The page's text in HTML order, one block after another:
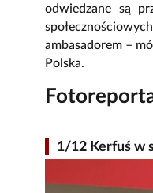
odwiedzane są
ambasadorem –
Polska.
1/12 Kerfuś w